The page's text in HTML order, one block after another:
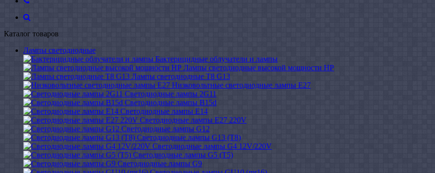
Каталог товаров
Лампы светодиодные
Бактерицидные облучатели и лампы
Лампы светодиодные высокой мощности HP
Лампы светодиодные Т8 G13
Низковольтные светодиодные лампы E27
Светодиодные лампы 2G11
Светодиодные лампы B15d
Светодиодные лампы E14
Светодиодные лампы E27 220V
Светодиодные лампы G12
Светодиодные лампы G13 (T8)
Светодиодные лампы G4 12V/220V
Светодиодные лампы G5 (T5)
Светодиодные лампы G9